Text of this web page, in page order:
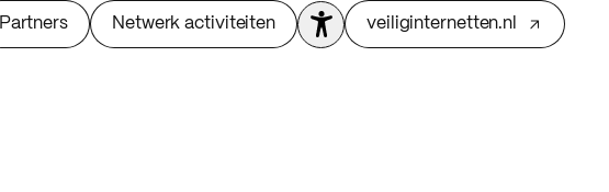
Partners Netwerk activiteiten veiliginternetten.nl